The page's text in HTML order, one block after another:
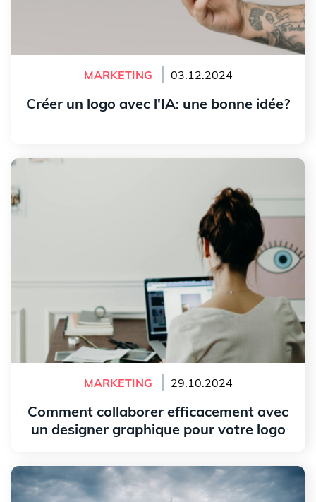
MARKETING 03.12.2024
Créer un logo avec l'IA: une bonne idée?
MARKETING 29.10.2024
Comment collaborer efficacement avec
un designer graphique pour votre logo
Comment collaborer efficacement avec un designer
graphique pour votre logo
Pourquoi s'inspirer de votre région lors de la création
de votre logo?